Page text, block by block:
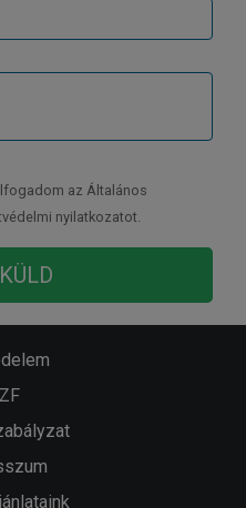
az Általános
nyilatkozatot.